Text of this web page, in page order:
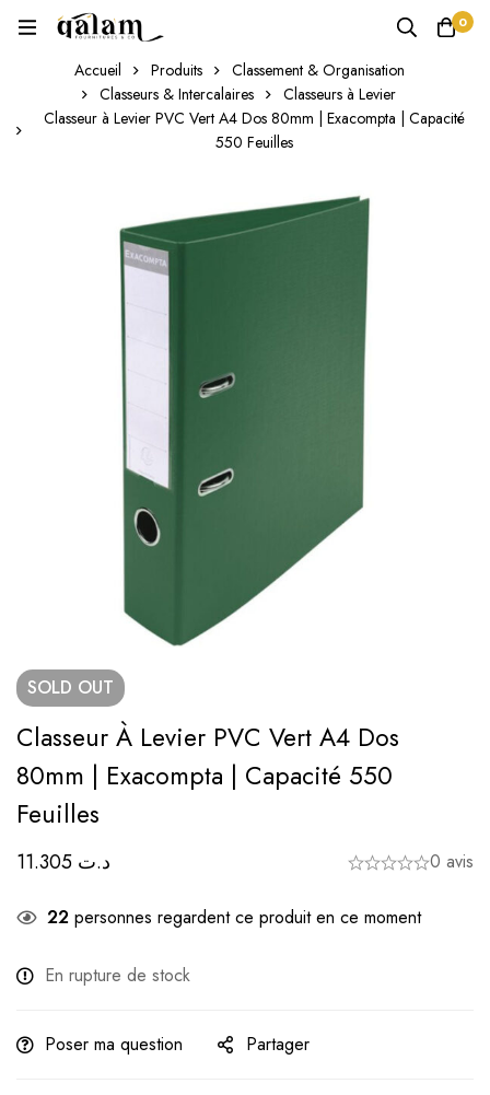
0
Accueil Produits
Classement & Organisation
Classeurs & Intercalaires
Classeurs à Levier
Classeur à Levier PVC Vert A4 Dos 80mm | Exacompta | Capacité
550 Feuilles
SOLD OUT
Classeur À Levier PVC Vert A4 Dos
80mm | Exacompta | Capacité 550
Feuilles
د.ت 0 avis
22 personnes regardent ce produit en ce moment
En rupture de stock
Poser ma question Partager